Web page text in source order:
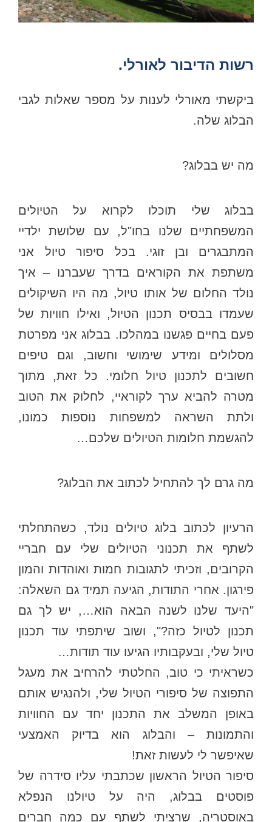
רשות הדיבור לאורלי.
ביקשתי מאורלי לענות על מספר שאלות לגבי
הבלוג שלה.
מה יש בבלוג?
בבלוג שלי תוכלו לקרוא על הטיולים
המשפחתיים שלנו בחו"ל, עם שלושת ילדיי
המתבגרים ובן זוגי. בכל סיפור טיול אני
משתפת את הקוראים בדרך שעברנו – איך
נולד החלום של אותו טיול, מה היו השיקולים
שעמדו בבסיס תכנון הטיול, ואילו חוויות של
פעם בחיים פגשנו במהלכו. בבלוג אני מפרטת
מסלולים ומידע שימושי וחשוב, וגם טיפים
חשובים לתכנון טיול חלומי. כל זאת, מתוך
מטרה להביא ערך לקוראיי, לחלוק את הטוב
ולתת השראה למשפחות נוספות כמונו,
להגשמת חלומות הטיולים שלכם…
מה גרם לך להתחיל לכתוב את הבלוג?
הרעיון לכתוב בלוג טיולים נולד, כשהתחלתי
לשתף את תכנוני הטיולים שלי עם חבריי
הקרובים, וזכיתי לתגובות חמות ואוהדות והמון
פירגון. אחרי התודות, הגיעה תמיד גם השאלה:
"היעד שלנו לשנה הבאה הוא…, יש לך גם
תכנון לטיול כזה?", ושוב שיתפתי עוד תכנון
טיול שלי, ובעקבותיו הגיעו עוד תודות…
כשראיתי כי טוב, החלטתי להרחיב את מעגל
התפוצה של סיפורי הטיול שלי, ולהנגיש אותם
באופן המשלב את התכנון יחד עם החוויות
והתמונות – והבלוג הוא בדיוק האמצעי
שאיפשר לי לעשות זאת!
סיפור הטיול הראשון שכתבתי עליו סידרה של
פוסטים בבלוג, היה על טיולנו הנפלא
באוסטריה, שרציתי לשתף עם כמה חברים